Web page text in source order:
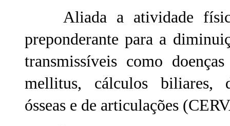
Aliada a atividade
preponderante para a
transmissíveis como
mellitus, cálculos biliares,
ósseas e de articulações